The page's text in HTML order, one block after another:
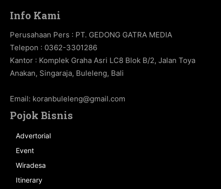
Info Kami
Perusahaan Pers : PT. GEDONG GATRA MEDIA
Telepon : 0362-3301286
Kantor : Komplek Graha Asri LC8 Blok B/2, Jalan Toya
Anakan, Singaraja, Buleleng, Bali
Email: koranbuleleng@gmail.com
Pojok Bisnis
Advertorial
Event
Wiradesa
Itinerary